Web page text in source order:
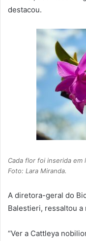
destacou.
Cada flor foi inserida
Foto: Lara Miranda.
A diretora-geral do
Balestieri, ressaltou a
“Ver a Cattleya